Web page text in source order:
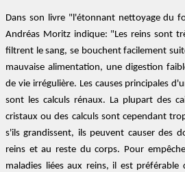
Dans son livre "l'étonnant nettoyage du
Andréas Moritz indique: "Les reins sont
filtrent le sang, se bouchent facilement
mauvaise alimentation, une digestion
de vie irrégulière. Les causes principales
sont les calculs rénaux. La plupart des
cristaux ou des calculs sont cependant
s'ils grandissent, ils peuvent causer des
reins et au reste du corps. Pour
maladies liées aux reins, il est préférable